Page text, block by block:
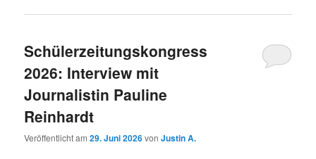
Schülerzeitungskongress
2026: Interview mit
Journalistin Pauline
Reinhardt
Veröffentlicht am29. Juni 2026vonJustin A.